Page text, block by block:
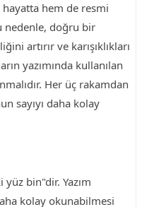
hayatta hem de resmi
nedenle, doğru bir
artırır ve karışıklıkları
yazımında kullanılan
Her üç rakamdan
sayıyı daha kolay
bin"dir. Yazım
kolay okunabilmesi